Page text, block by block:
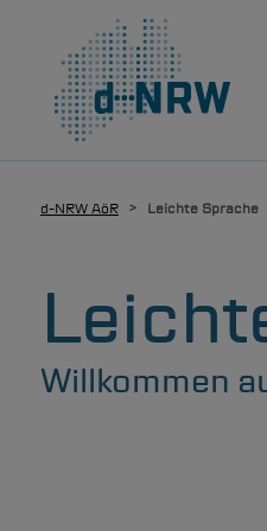
d-NRWAöR Leichte Sprache
Willkommen